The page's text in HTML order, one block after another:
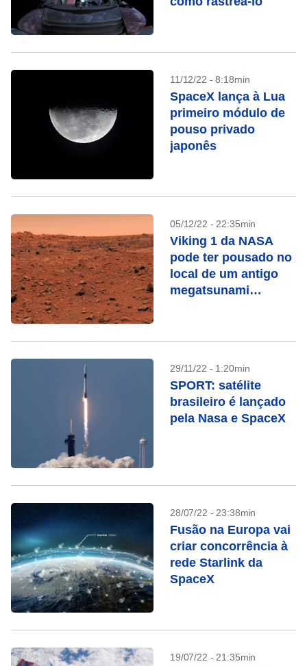
11/12/22 - 8:18min
SpaceX lança à Lua
primeiro módulo de
pouso privado
japonês
05/12/22 - 22:35min
Viking 1 da NASA
pode ter pousado no
local de um antigo
megatsunami
29/11/22 - 1:20min
SPORT: satélite
brasileiro é lançado
pela Nasa e SpaceX
28/07/22 - 23:38min
Fusão na Europa vai
criar concorrência à
rede Starlink da
SpaceX
19/07/22 - 21:35min